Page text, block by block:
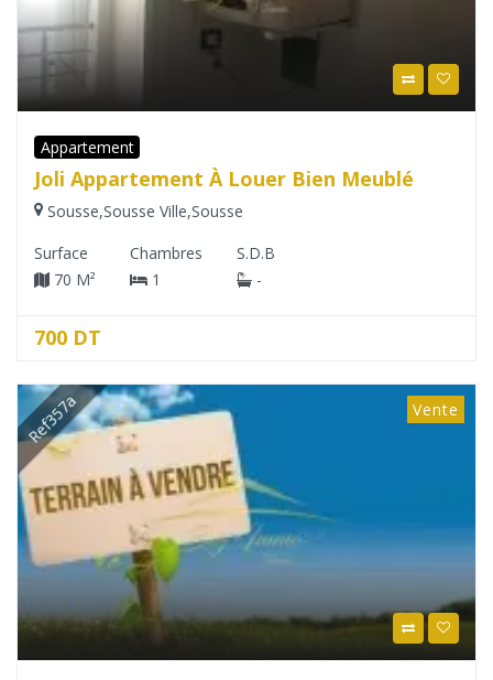
Appartement
Joli Appartement À Louer Bien Meublé
Sousse,Sousse Ville,Sousse
Surface
70 M²
Chambres
1
S.D.B
-
700 DT
Ref357a Vente